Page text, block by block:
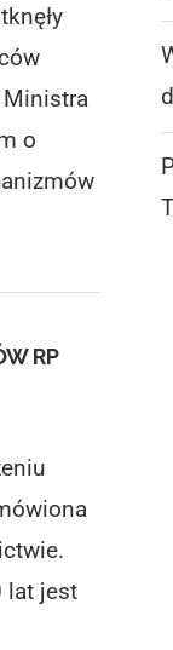
Ministra
o
RP
lat jest